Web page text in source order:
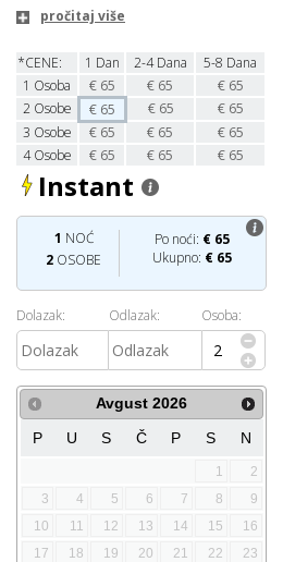
pročitaj više
*CENE: 1 Dan 2-4 Dana
5-8 Dana
1 Osoba € 65 € 65 € 65
2 Osobe € 65 € 65 € 65
3 Osobe € 65 € 65 € 65
4Osobe € 65 € 65 € 65
Instant
Po noći: € 65
Ukupno: € 65
1 NOĆ
2 OSOBE
Dolazak: Odlazak: Osoba:
Avgust 2026
P
U S Č P S N
1
2
3
4 5 6 7 8
9
10
11 12 13 14 15
16
17
18 19 20 21 22
23